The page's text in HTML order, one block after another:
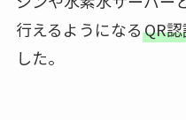
行えるようになるQR
した。